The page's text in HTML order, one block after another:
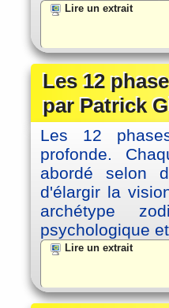
Lire un extrait
Les 12
par Patrick
Les 12
profonde.
abordé selon
d'élargir la
archétype
psychologique
Lire un extrait